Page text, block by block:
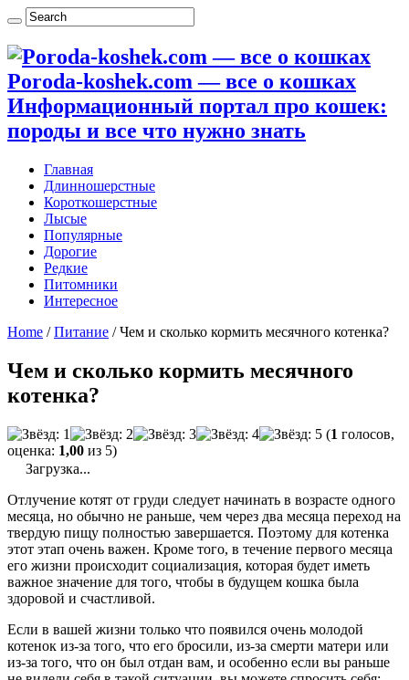
Poroda-koshek.com — все о кошках
Информационный портал про кошек:
породы и все что нужно знать
Главная
Длинношерстные
Короткошерстные
Лысые
Популярные
Дорогие
Редкие
Питомники
Интересное
Home / Питание / Чем и сколько кормить месячного котенка?
Чем и сколько кормить месячного
котенка?
(1 голосов,
оценка: 1,00 из 5)
Загрузка...
Отлучение котят от груди следует начинать в возрасте одного
месяца, но обычно не раньше, чем через два месяца переход на
твердую пищу полностью завершается. Поэтому для котенка
этот этап очень важен. Кроме того, в течение первого месяца
его жизни происходит социализация, которая будет иметь
важное значение для того, чтобы в будущем кошка была
здоровой и счастливой.
Если в вашей жизни только что появился очень молодой
котенок из-за того, что его бросили, из-за смерти матери или
из-за того, что он был отдан вам, и особенно если вы раньше